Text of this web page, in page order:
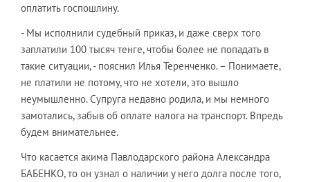
оплатить госпошлину.
- Мы исполнили судебный приказ, и даже сверх того
заплатили 100 тысяч тенге, чтобы более не попадать в
такие ситуации, - пояснил Илья Теренченко. – Понимаете,
не платили не потому, что не хотели, это вышло
неумышленно. Супруга недавно родила, и мы немного
замотались, забыв об оплате налога на транспорт. Впредь
будем внимательнее.
Что касается акима Павлодарского района Александра
БАБЕНКО, то он узнал о наличии у него долга после того,